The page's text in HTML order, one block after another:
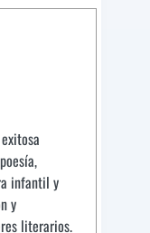
infantil y
y
literarios.